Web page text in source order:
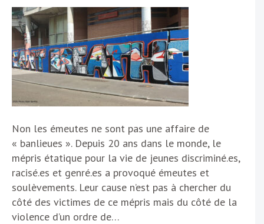
Non les émeutes ne sont pas une affaire de
« banlieues ». Depuis 20 ans dans le monde, le
mépris étatique pour la vie de jeunes discriminé.es,
racisé.es et genré.es a provoqué émeutes et
soulèvements. Leur cause n’est pas à chercher du
côté des victimes de ce mépris mais du côté de la
violence d’un ordre de…